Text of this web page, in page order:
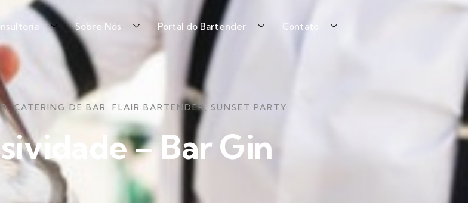
Sobre Nós Portal do Bartender Contato
,CATERING DE BAR, FLAIR BARTENDER​ , SUNSET PARTY
– Bar Gin